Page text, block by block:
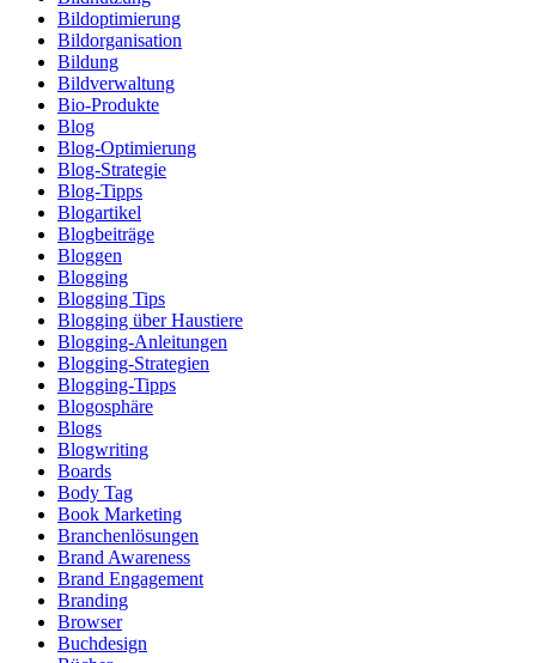
Bildoptimierung
Bildorganisation
Bildung
Bildverwaltung
Bio-Produkte
Blog
Blog-Optimierung
Blog-Strategie
Blog-Tipps
Blogartikel
Blogbeiträge
Bloggen
Blogging
Blogging Tips
Blogging über Haustiere
Blogging-Anleitungen
Blogging-Strategien
Blogging-Tipps
Blogosphäre
Blogs
Blogwriting
Boards
Body Tag
Book Marketing
Branchenlösungen
Brand Awareness
Brand Engagement
Branding
Browser
Buchdesign